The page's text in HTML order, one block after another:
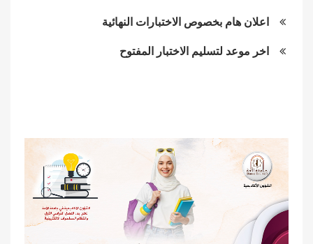
اعلان هام بخصوص الاختبارات النهائية
اخر موعد لتسليم الاختبار المفتوح